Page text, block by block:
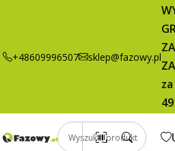
+48609996507 sklep@fazowy.pl
ZA
Wyszukaj produkt
dzwonek biały
brutto / szt.